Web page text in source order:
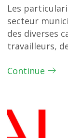
Les
secteur
des diverses
travailleurs,
Continue